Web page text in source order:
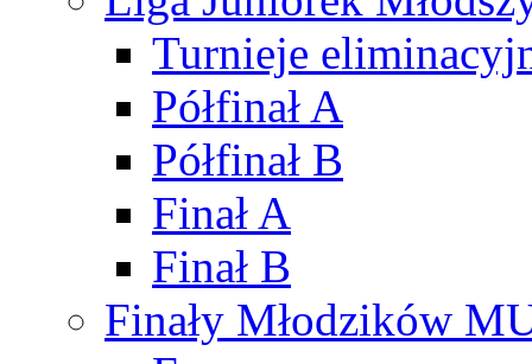
Turnieje
Półfinał A
Półfinał B
Finał A
Finał B
Finały Młodzików